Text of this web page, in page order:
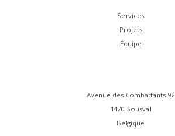
Services
Projets
Équipe
Avenue des Combattants 92
1470 Bousval
Belgique